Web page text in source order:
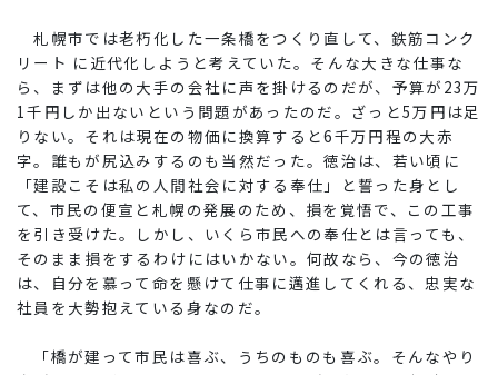
札幌市では老朽化した一条橋をつくり直して、鉄筋コンク
リート に近代化しようと考えていた。そんな大きな仕事な
ら、まずは他の大手の会社に声を掛けるのだが、予算が23万
1千円しか出ないという問題があったのだ。ざっと5万円は足
りない。それは現在の物価に換算すると6千万円程の大赤
字。誰もが尻込みするのも当然だった。徳治は、若い頃に
「建設こそは私の人間社会に対する奉仕」と誓った身とし
て、市民の便宣と札幌の発展のため、損を覚悟で、この工事
を引き受けた。しかし、いくら市民への奉仕とは言っても、
そのまま損をするわけにはいかない。何故なら、今の徳治
は、自分を慕って命を懸けて仕事に邁進してくれる、忠実な
社員を大勢抱えている身なのだ。
「橋が建って市民は喜ぶ、うちのものも喜ぶ。そんなやり